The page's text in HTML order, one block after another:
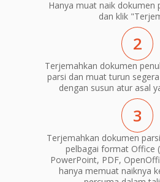
Hanya muat naik dokumen
dan klik
2
Terjemahkan dokumen
parsi dan muat turun
dengan susun atur asal
3
Terjemahkan dokumen
pelbagai format Office
PowerPoint, PDF,
hanya memuat naiknya